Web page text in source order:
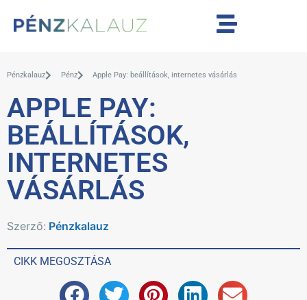
Pénzkalauz Pénz Apple Pay: beállítások, internetes vásárlás
APPLE PAY:
BEÁLLÍTÁSOK,
INTERNETES
VÁSÁRLÁS
Szerző: Pénzkalauz
CIKK MEGOSZTÁSA